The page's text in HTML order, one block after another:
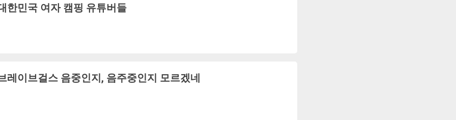
한민국 여자 캠핑 유튜버들
레이브걸스 음중인지, 음주중인지 모르겠네